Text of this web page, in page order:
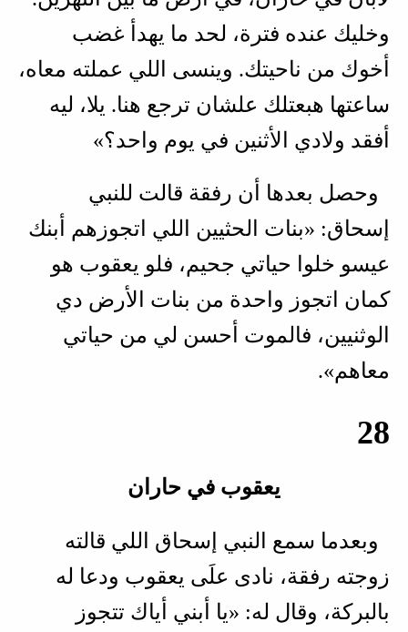
وخليك عنده فترة، لحد ما يهدأ غضب
أخوك من ناحيتك. وينسى اللي عملته معاه،
ساعتها هبعتلك علشان ترجع هنا. يلا، ليه
أفقد ولادي الأثنين في يوم واحد؟»
وحصل بعدها أن رفقة قالت للنبي
إسحاق: «بنات الحثيين اللي اتجوزهم أبنك
عيسو خلوا حياتي جحيم، فلو يعقوب هو
كمان اتجوز واحدة من بنات الأرض دي
الوثنيين، فالموت أحسن لي من حياتي
معاهم».
28
يعقوب في حاران
وبعدما سمع النبي إسحاق اللي قالته
زوجته رفقة، نادى علَى يعقوب ودعا له
بالبركة، وقال له: «يا أبني أياك تتجوز